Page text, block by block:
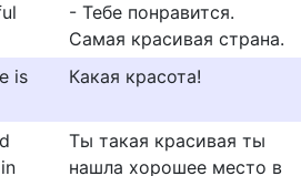
- Тебе понравится.
Самая красивая страна.
is
Какая красота!
Ты такая красивая ты
нашла хорошее место в